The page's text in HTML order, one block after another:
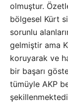
olmuştur.
bölgesel Kürt
sorunlu
gelmiştir ama
koruyarak ve
bir başarı
tümüyle AKP